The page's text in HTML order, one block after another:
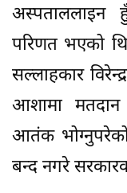
अस्पताललाइन
परिणत भएको
सल्लाहकार
आशामा
आतंक
बन्द नगरे